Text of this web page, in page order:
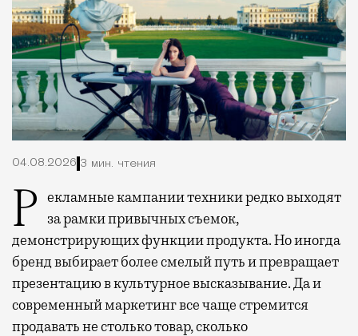
04.08.2026 3 мин. чтения
Рекламные кампании техники редко выходят
за рамки привычных съемок,
демонстрирующих функции продукта. Но иногда
бренд выбирает более смелый путь и превращает
презентацию в культурное высказывание. Да и
современный маркетинг все чаще стремится
продавать не столько товар, сколько